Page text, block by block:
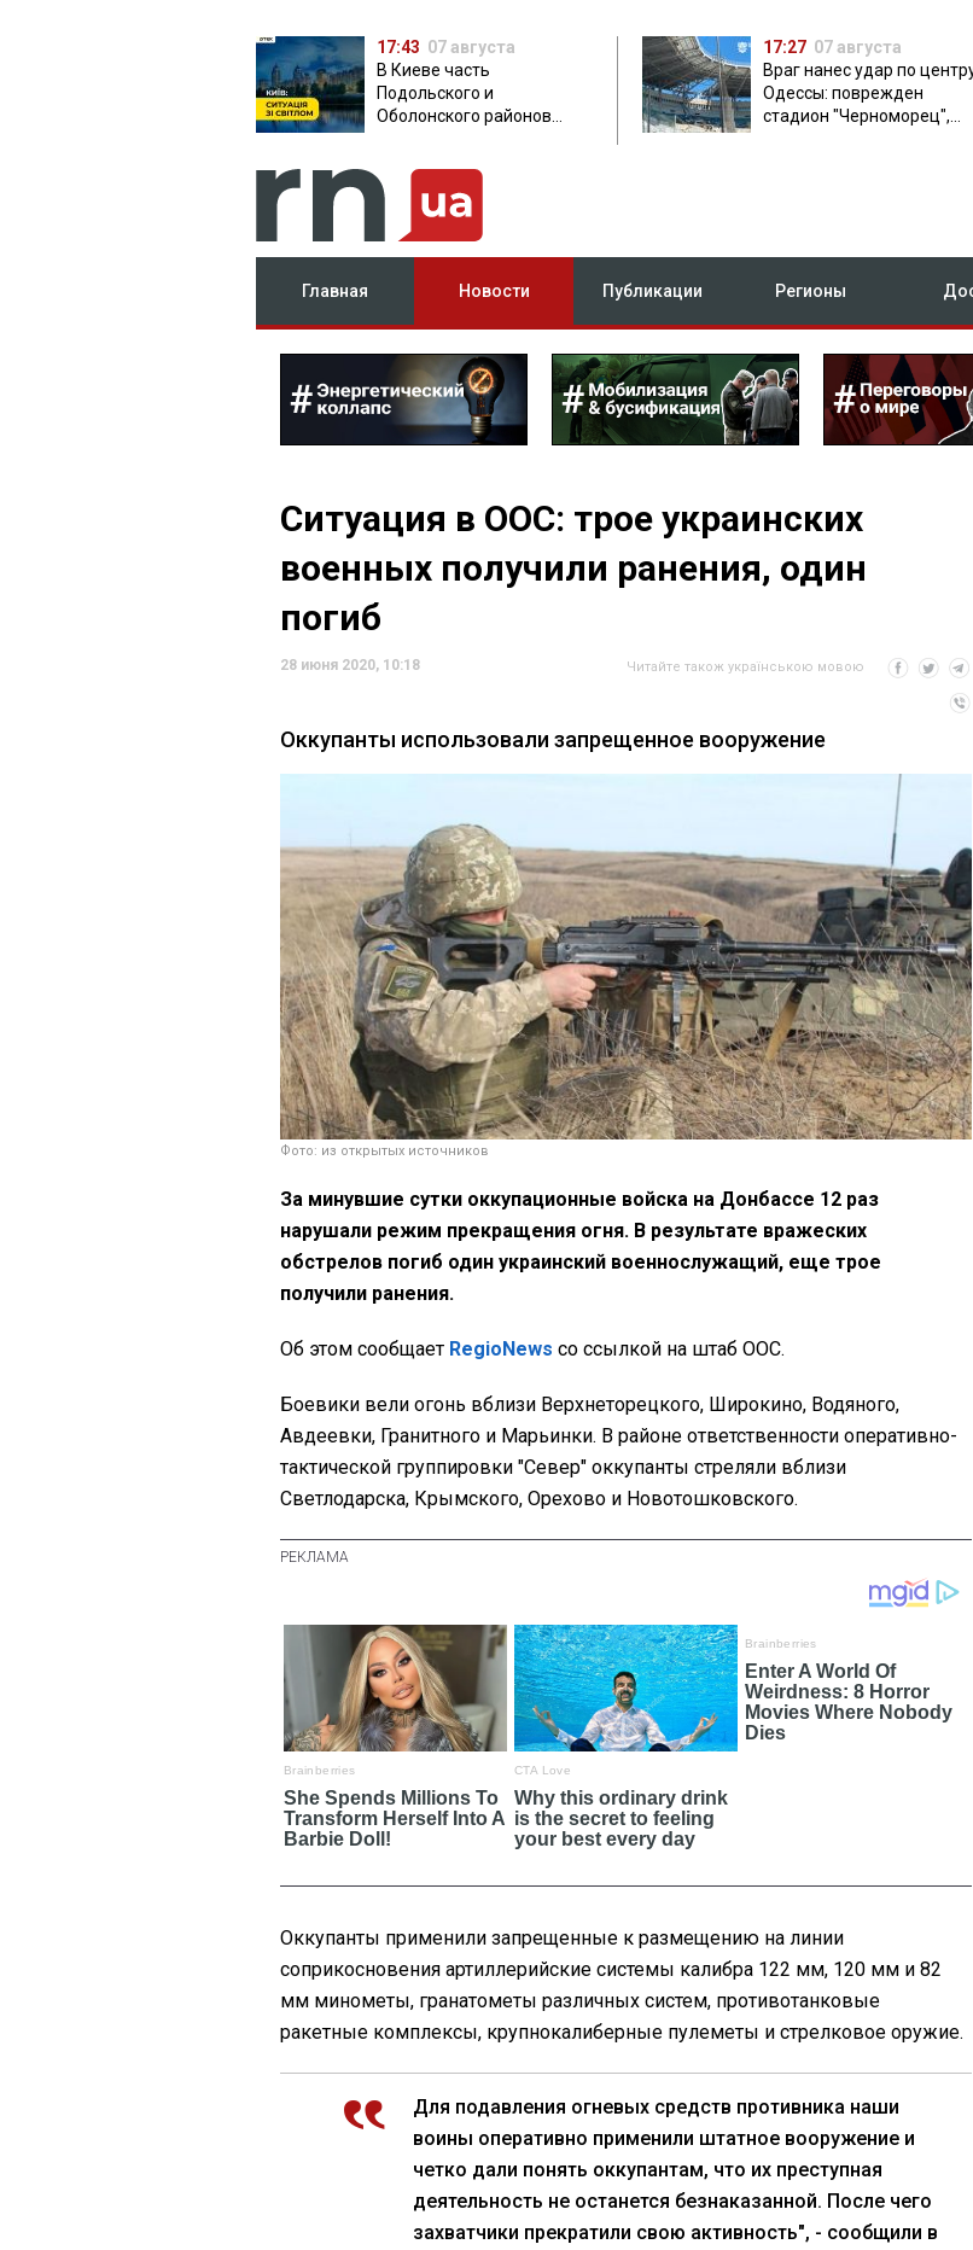
17:43 07 августа
В Киеве часть
Подольского и
Оболонского районов
17:27 07 августа
Враг нанес удар по
Одессы: поврежден
стадион "Черноморец",
Главная Новости Публикации Регионы
Ситуация в ООС: трое украинских
военных получили ранения, один
погиб
28 июня 2020, 10:18 Читайте також українською мовою
Оккупанты использовали запрещенное вооружение
Фото: из открытых источников
За минувшие сутки оккупационные войска на Донбассе 12 раз
нарушали режим прекращения огня. В результате вражеских
обстрелов погиб один украинский военнослужащий, еще трое
получили ранения.
Об этом сообщает RegioNews со ссылкой на штаб ООС.
Боевики вели огонь вблизи Верхнеторецкого, Широкино, Водяного,
Авдеевки, Гранитного и Марьинки. В районе ответственности оперативно-
тактической группировки "Север" оккупанты стреляли вблизи
Светлодарска, Крымского, Орехово и Новотошковского.
Оккупанты применили запрещенные к размещению на линии
соприкосновения артиллерийские системы калибра 122 мм, 120 мм и 82
мм минометы, гранатометы различных систем, противотанковые
ракетные комплексы, крупнокалиберные пулеметы и стрелковое оружие.
Для подавления огневых средств противника наши
воины оперативно применили штатное вооружение и
четко дали понять оккупантам, что их преступная
деятельность не останется безнаказанной. После чего
захватчики прекратили свою активность", - сообщили в